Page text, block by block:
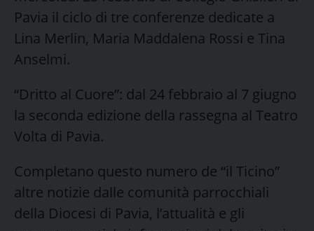
Pavia il ciclo di tre conferenze dedicate a
Lina Merlin, Maria Maddalena Rossi e Tina
Anselmi.
“Dritto al Cuore”: dal 24 febbraio al 7 giugno
la seconda edizione della rassegna al Teatro
Volta di Pavia.
Completano questo numero de “il Ticino”
altre notizie dalle comunità parrocchiali
della Diocesi di Pavia, l’attualità e gli